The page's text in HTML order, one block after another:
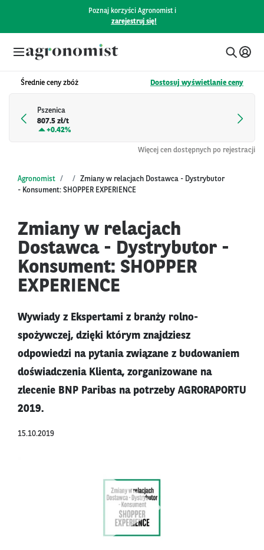
Poznaj korzyści Agronomist i
zarejestruj się!
Średnie ceny zbóż Dostosuj wyświetlanie ceny
Pszenica
807.5 zł/t
+0.42%
Więcej cen dostępnych po rejestracji
Agronomist
Zmiany w relacjach Dostawca - Dystrybutor
- Konsument: SHOPPER EXPERIENCE
Zmiany w relacjach
Dostawca - Dystrybutor -
Konsument: SHOPPER
EXPERIENCE
Wywiady z Ekspertami z branży rolno-
spożywczej, dzięki którym znajdziesz
odpowiedzi na pytania związane z budowaniem
doświadczenia Klienta, zorganizowane na
zlecenie BNP Paribas na potrzeby AGRORAPORTU
2019.
15.10.2019